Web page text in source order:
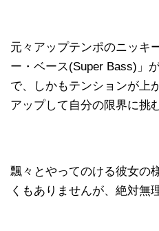
元々アップテンポのニッキ
ー・ベース(Super Bass)」
で、しかもテンションが上
アップして自分の限界に挑
飄々とやってのける彼女の
くもありませんが、絶対無